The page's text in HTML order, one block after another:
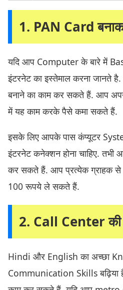
1. PAN Card
यदि आप Computer के बारे में
इंटरनेट का इस्तेमाल करना जानते
बनाने का काम कर सकते हैं. आप
में यह काम करके पैसे कमा सकते हैं.
इसके लिए आपके पास कंप्यूटर
इंटरनेट कनेक्शन होना चाहिए.
कर सकते हैं. आप प्रत्येक ग्राहक से
100 रूपये ले सकते हैं.
2. Call Center की
Hindi और English का अच्छा
Communication Skills